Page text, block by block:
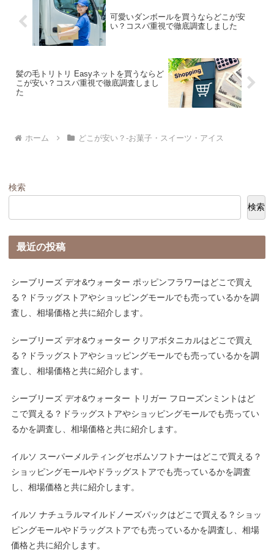
可愛いダンボールを買うならどこが安
い？コスパ重視で徹底調査しました
髪の毛トリトリ Easyネットを買うならど
こが安い？コスパ重視で徹底調査しまし
た
ホーム どこが安い？-お菓子・スイーツ・アイス
検索
検索
最近の投稿
シーブリーズ デオ&ウォーター ポッピンフラワーはどこで買え
る？ドラッグストアやショッピングモールでも売っているかを調
査し、相場価格と共に紹介します。
シーブリーズ デオ&ウォーター クリアボタニカルはどこで買え
る？ドラッグストアやショッピングモールでも売っているかを調
査し、相場価格と共に紹介します。
シーブリーズ デオ&ウォーター トリガー フローズンミントはど
こで買える？ドラッグストアやショッピングモールでも売ってい
るかを調査し、相場価格と共に紹介します。
イルソ スーパーメルティングセボムソフトナーはどこで買える？
ショッピングモールやドラッグストアでも売っているかを調査
し、相場価格と共に紹介します。
イルソ ナチュラルマイルドノーズパックはどこで買える？ショッ
ピングモールやドラッグストアでも売っているかを調査し、相場
価格と共に紹介します。